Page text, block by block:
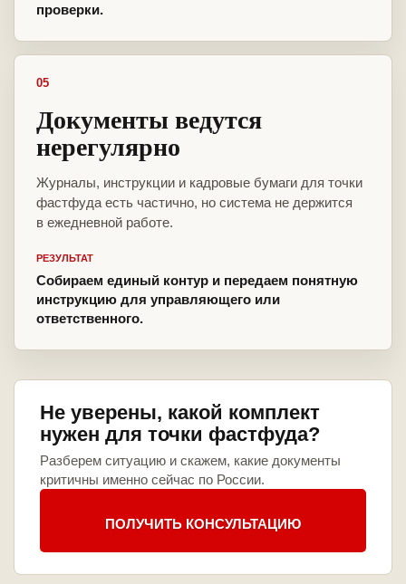
проверки.
05
Документы ведутся
нерегулярно
Журналы, инструкции и кадровые бумаги для точки
фастфуда есть частично, но система не держится
в ежедневной работе.
РЕЗУЛЬТАТ
Собираем единый контур и передаем понятную
инструкцию для управляющего или
ответственного.
Не уверены, какой комплект
нужен для точки фастфуда?
Разберем ситуацию и скажем, какие документы
критичны именно сейчас по России.
ПОЛУЧИТЬ КОНСУЛЬТАЦИЮ